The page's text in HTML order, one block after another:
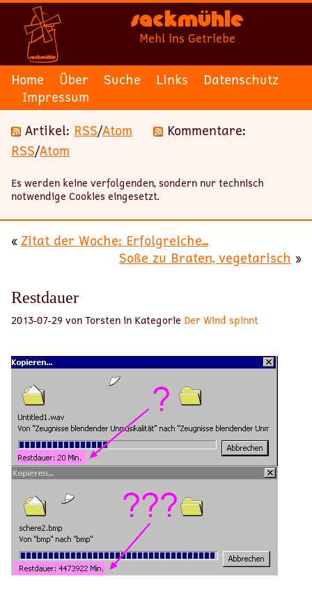
Sackmühle
Mehl ins Getriebe
Home Über Suche Links
Datenschutz
Impressum
Artikel: RSS/Atom
Kommentare:
RSS/Atom
Es werden keine verfolgenden, sondern nur technisch
notwendige Cookies eingesetzt.
« Zitat der Woche: Erfolgreiche...
Soße zu Braten, vegetarisch »
Restdauer
2013-07-29 von Torsten in Kategorie Der Wind spinnt